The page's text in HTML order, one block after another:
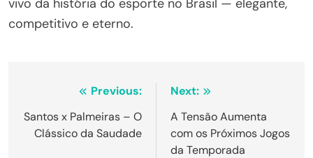
vivo da história do esporte no Brasil — elegante,
competitivo e eterno.
Navegação
de
Post
Previous:
Santos x Palmeiras – O
Clássico da Saudade
Next:
A Tensão Aumenta
com os Próximos Jogos
da Temporada